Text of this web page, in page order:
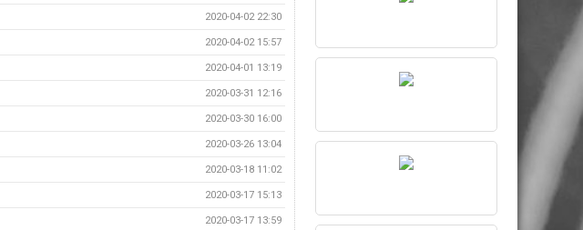
2020-04-02 22:30
2020-04-02 15:57
2020-04-01 13:19
2020-03-31 12:16
2020-03-30 16:00
2020-03-26 13:04
2020-03-18 11:02
2020-03-17 15:13
2020-03-17 13:59